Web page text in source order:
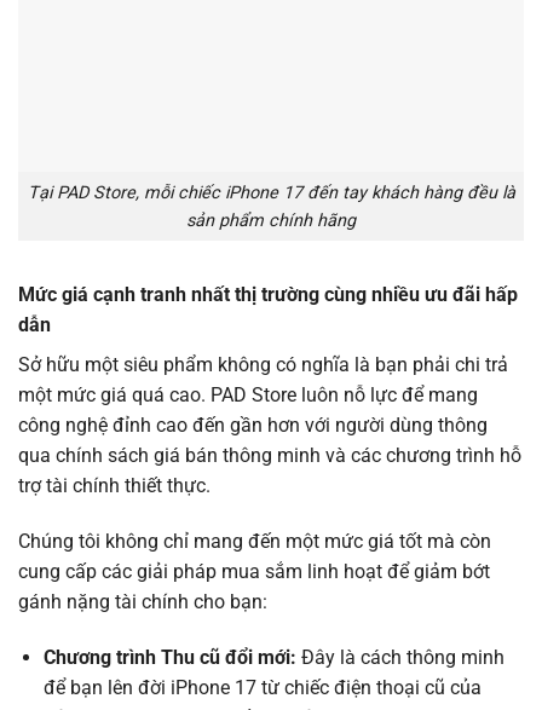
Tại PAD Store, mỗi chiếc iPhone 17 đến tay khách hàng đều là
sản phẩm chính hãng
Mức giá cạnh tranh nhất thị trường cùng nhiều ưu đãi hấp
dẫn
Sở hữu một siêu phẩm không có nghĩa là bạn phải chi trả
một mức giá quá cao. PAD Store luôn nỗ lực để mang
công nghệ đỉnh cao đến gần hơn với người dùng thông
qua chính sách giá bán thông minh và các chương trình hỗ
trợ tài chính thiết thực.
Chúng tôi không chỉ mang đến một mức giá tốt mà còn
cung cấp các giải pháp mua sắm linh hoạt để giảm bớt
gánh nặng tài chính cho bạn:
Chương trình Thu cũ đổi mới: Đây là cách thông minh
để bạn lên đời iPhone 17 từ chiếc điện thoại cũ của